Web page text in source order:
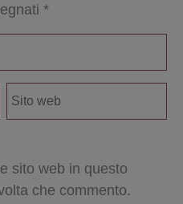
*
sito web in questo
che commento.